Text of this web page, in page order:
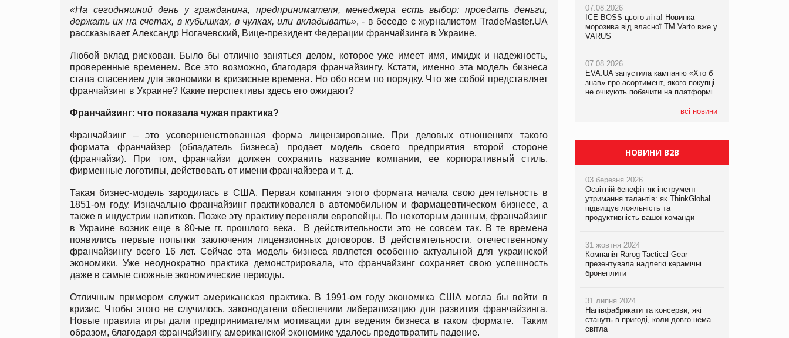
«На сегодняшний день у гражданина, предпринимателя, менеджера есть выбор: проедать деньги,
держать их на счетах, в кубышках, в чулках, или вкладывать», - в беседе с журналистом TradeMaster.UA
рассказывает Александр Ногачевский, Вице-президент Федерации франчайзинга в Украине.
Любой вклад рискован. Было бы отлично заняться делом, которое уже имеет имя, имидж и надежность,
проверенные временем. Все это возможно, благодаря франчайзингу. Кстати, именно эта модель бизнеса
стала спасением для экономики в кризисные времена. Но обо всем по порядку. Что же собой представляет
франчайзинг в Украине? Какие перспективы здесь его ожидают?
Франчайзинг: что показала чужая практика?
Франчайзинг – это усовершенствованная форма лицензирование. При деловых отношениях такого
формата франчайзер (обладатель бизнеса) продает модель своего предприятия второй стороне
(франчайзи). При том, франчайзи должен сохранить название компании, ее корпоративный стиль,
фирменные логотипы, действовать от имени франчайзера и т. д.
Такая бизнес-модель зародилась в США. Первая компания этого формата начала свою деятельность в
1851-ом году. Изначально франчайзинг практиковался в автомобильном и фармацевтическом бизнесе, а
также в индустрии напитков. Позже эту практику переняли европейцы. По некоторым данным, франчайзинг
в Украине возник еще в 80-ые гг. прошлого века. В действительности это не совсем так. В те времена
появились первые попытки заключения лицензионных договоров. В действительности, отечественному
франчайзингу всего 16 лет. Сейчас эта модель бизнеса является особенно актуальной для украинской
экономики. Уже неоднократно практика демонстрировала, что франчайзинг сохраняет свою успешность
даже в самые сложные экономические периоды.
Отличным примером служит американская практика. В 1991-ом году экономика США могла бы войти в
кризис. Чтобы этого не случилось, законодатели обеспечили либерализацию для развития франчайзинга.
Новые правила игры дали предпринимателям мотивации для ведения бизнеса в таком формате. Таким
образом, благодаря франчайзингу, американской экономике удалось предотвратить падение.
07.08.2026
ICE BOSS цього літа! Новинка
морозива від власної ТМ Varto вже у
VARUS
07.08.2026
EVA.UA запустила кампанію «Хто б
знав» про асортимент, якого покупці
не очікують побачити на платформі
всі новини
06.08.2026
Смачна новинка для хвостатих: у
VARUS з’явилися паучі Varto Paw
05.08.2026
Мережа супермаркетів VARUS купує
мережу магазинів формату
компанія налічуватиме 374 магазини
07.08.2026
Франція заборонила рекламні дзвінки
НОВИНИ B2B
03 березня 2026
Освітній бенефіт як інструмент
утримання талантів: як ThinkGlobal
підвищує лояльність та
продуктивність вашої команди
31 жовтня 2024
Компанія Rarog Tactical Gear
презентувала надлегкі керамічні
бронеплити
31 липня 2024
Напівфабрикати та консерви, які
стануть в пригоді, коли довго нема
світла